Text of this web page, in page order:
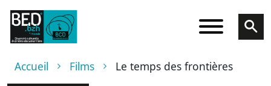
Aller au contenu principal
Fil d'Ariane
Accueil Films Le temps des frontières